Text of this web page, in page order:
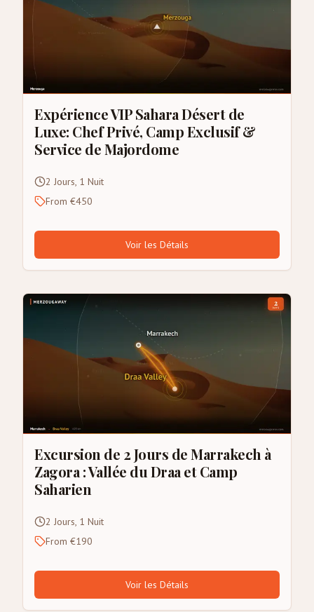
Expérience VIP Sahara Désert de
Luxe: Chef Privé, Camp Exclusif &
Service de Majordome
2 Jours, 1 Nuit
From €450
Voir les Détails
Excursion de 2 Jours de Marrakech à
Zagora : Vallée du Draa et Camp
Saharien
2 Jours, 1 Nuit
From €190
Voir les Détails